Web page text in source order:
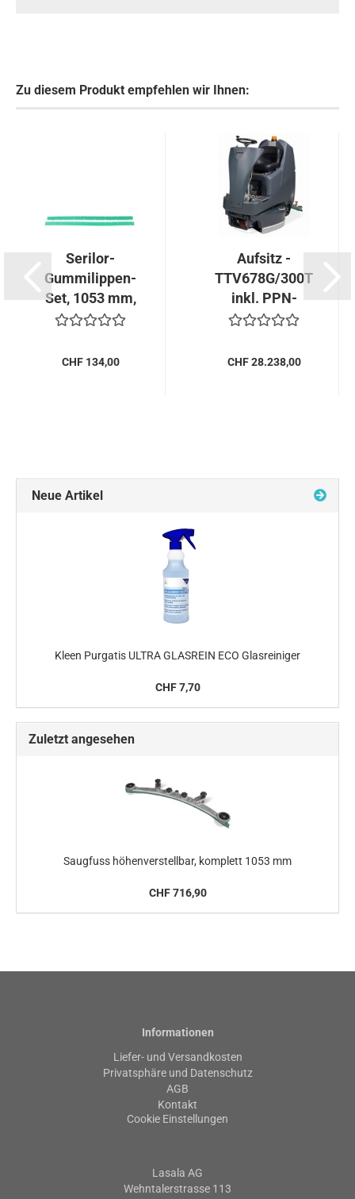
Zu diesem Produkt empfehlen wir Ihnen:
Serilor-
Gummilippen-
Set, 1053 mm,
grün
CHF 134,00
Aufsitz -
TTV678G/300T
inkl. PPN-
Scheuerbürste.
CHF 28.238,00
Neue Artikel
Kleen Purgatis ULTRA GLASREIN ECO Glasreiniger
CHF 7,70
Zuletzt angesehen
Saugfuss höhenverstellbar, komplett 1053 mm
CHF 716,90
Informationen
Liefer- und Versandkosten
Privatsphäre und Datenschutz
AGB
Kontakt
Cookie Einstellungen
Lasala AG
Wehntalerstrasse 113